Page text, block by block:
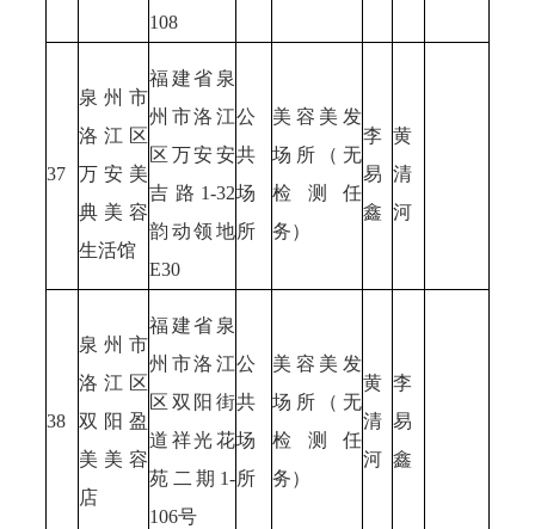
108
37
泉州市
洛江区
万安美
典美容
生活馆
福建省泉
州市洛江
区万安安
吉路1-32
韵动领地
E30
公
共
场
所
美容美发
场所（无
检测任
务）
李
易
鑫
黄
清
河
38
泉州市
洛江区
双阳盈
美美容
店
福建省泉
州市洛江
区双阳街
道祥光花
苑二期1-
106号
公
共
场
所
美容美发
场所（无
检测任
务）
黄
清
河
李
易
鑫